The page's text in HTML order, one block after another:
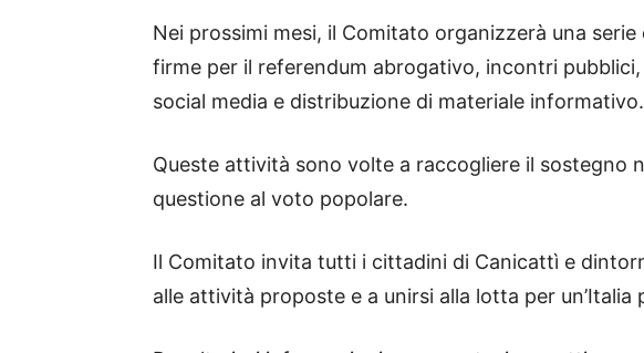
Nei prossimi mesi, il Comitato organizzerà una
firme per il referendum abrogativo, incontri
social media e distribuzione di materiale informativo.
Queste attività sono volte a raccogliere il sostegno
questione al voto popolare.
Il Comitato invita tutti i cittadini di Canicattì e
alle attività proposte e a unirsi alla lotta per un’Italia